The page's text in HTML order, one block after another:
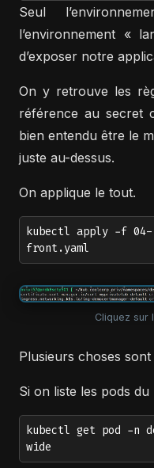
Seul
l’environnement «
d’exposer notre
On y retrouve les
référence au secret
bien entendu être le
juste au-dessus.
On applique le tout.
kubectl apply -f 04-
front.yaml
Cliquez sur
Plusieurs choses sont
Si on liste les pods du
kubectl get pod -n
wide